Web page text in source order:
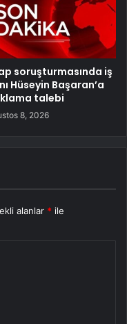
soruşturmasında iş
Hüseyin Başaran’a
talebi
8, 2026
alanlar * ile